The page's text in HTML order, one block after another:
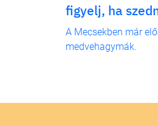
figyelj, ha
A Mecsekben már
medvehagymák.